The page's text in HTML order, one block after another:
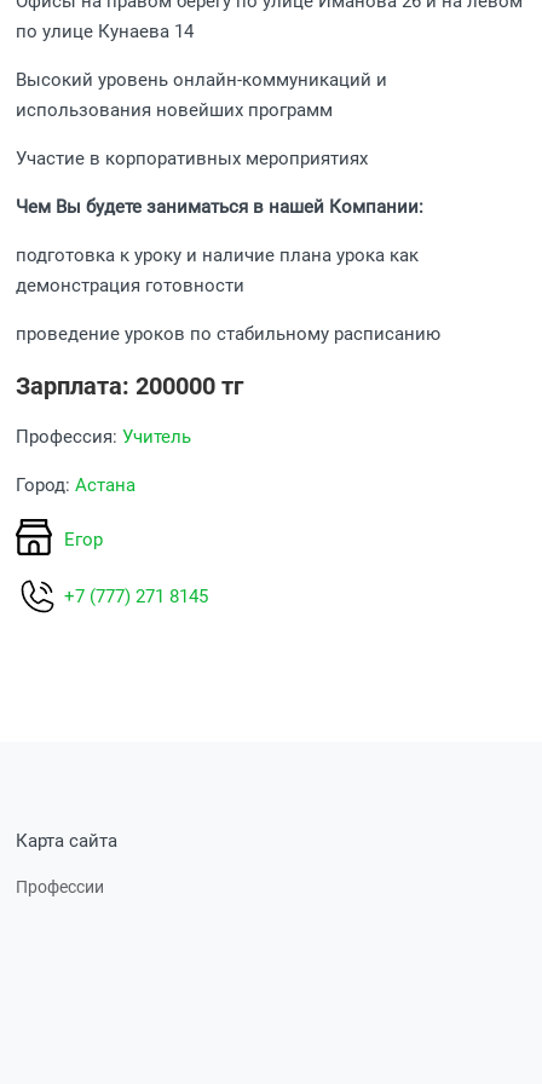
по улице Кунаева 14
Высокий уровень онлайн-коммуникаций и
использования новейших программ
Участие в корпоративных мероприятиях
Чем Вы будете заниматься в нашей Компании:
подготовка к уроку и наличие плана урока как
демонстрация готовности
проведение уроков по стабильному расписанию
Зарплата: 200000 тг
Профессия:Учитель
Город:Астана
Егор
+7 (777) 271 8145
Карта сайта
Профессии